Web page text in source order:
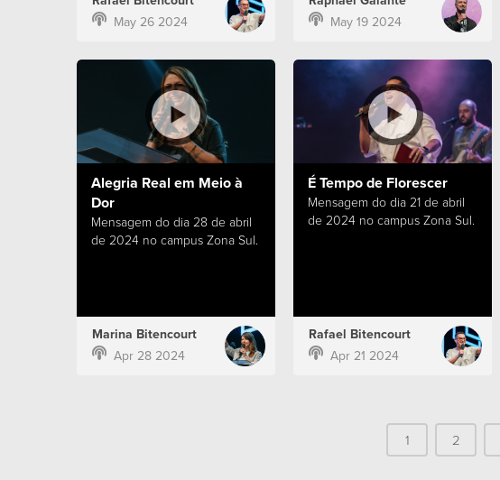
May 26 2024
May 19 2024
Alegria Real em Meio à
Dor
Mensagem do dia 28 de abril
de 2024 no campus Zona Sul.
Marina Bitencourt
Apr 28 2024
É Tempo de Florescer
Mensagem do dia 21 de abril
de 2024 no campus Zona Sul.
Rafael Bitencourt
Apr 21 2024
1 2